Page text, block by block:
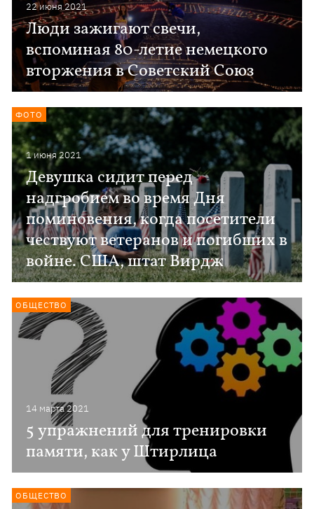
22 июня 2021
Люди зажигают свечи,
вспоминая 80-летие немецкого
вторжения в Советский Союз
1 июня 2021
Девушка сидит перед
надгробием во время Дня
поминовения, когда посетители
чествуют ветеранов и погибших в
войне. США, штат Вирдж
ФОТО
14 марта 2021
5 упражнений для тренировки
памяти, как у Штирлица
ОБЩЕСТВО
ОБЩЕСТВО